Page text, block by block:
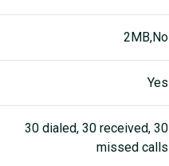
2MB,No
Yes
30 dialed, 30 received, 30
missed calls